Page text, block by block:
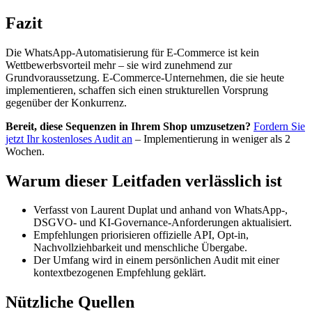
Fazit
Die WhatsApp-Automatisierung für E-Commerce ist kein
Wettbewerbsvorteil mehr – sie wird zunehmend zur
Grundvoraussetzung. E-Commerce-Unternehmen, die sie heute
implementieren, schaffen sich einen strukturellen Vorsprung
gegenüber der Konkurrenz.
Bereit, diese Sequenzen in Ihrem Shop umzusetzen? Fordern Sie
jetzt Ihr kostenloses Audit an – Implementierung in weniger als 2
Wochen.
Warum dieser Leitfaden verlässlich ist
Verfasst von Laurent Duplat und anhand von WhatsApp-,
DSGVO- und KI-Governance-Anforderungen aktualisiert.
Empfehlungen priorisieren offizielle API, Opt-in,
Nachvollziehbarkeit und menschliche Übergabe.
Der Umfang wird in einem persönlichen Audit mit einer
kontextbezogenen Empfehlung geklärt.
Nützliche Quellen